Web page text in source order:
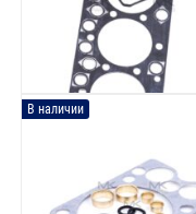
В наличии